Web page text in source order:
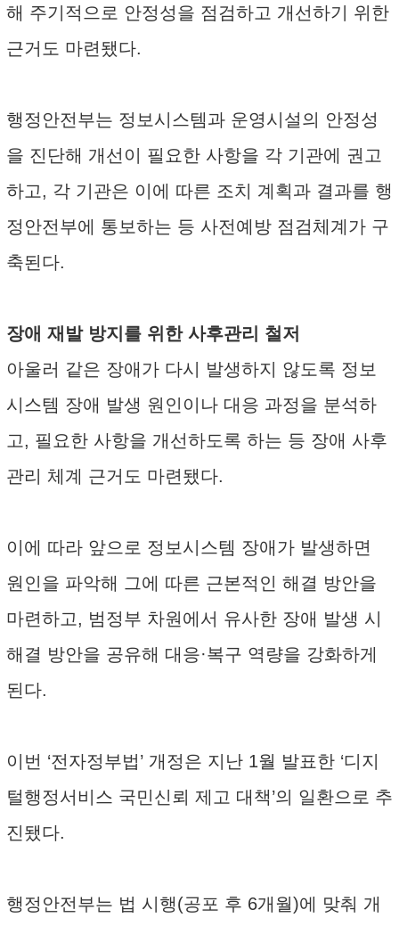
해 주기적으로 안정성을 점검하고 개선하기 위한
근거도 마련됐다.
행정안전부는 정보시스템과 운영시설의 안정성
을 진단해 개선이 필요한 사항을 각 기관에 권고
하고, 각 기관은 이에 따른 조치 계획과 결과를 행
정안전부에 통보하는 등 사전예방 점검체계가 구
축된다.
장애 재발 방지를 위한 사후관리 철저
아울러 같은 장애가 다시 발생하지 않도록 정보
시스템 장애 발생 원인이나 대응 과정을 분석하
고, 필요한 사항을 개선하도록 하는 등 장애 사후
관리 체계 근거도 마련됐다.
이에 따라 앞으로 정보시스템 장애가 발생하면
원인을 파악해 그에 따른 근본적인 해결 방안을
마련하고, 범정부 차원에서 유사한 장애 발생 시
해결 방안을 공유해 대응·복구 역량을 강화하게
된다.
이번 ‘전자정부법’ 개정은 지난 1월 발표한 ‘디지
털행정서비스 국민신뢰 제고 대책’의 일환으로 추
진됐다.
행정안전부는 법 시행(공포 후 6개월)에 맞춰 개